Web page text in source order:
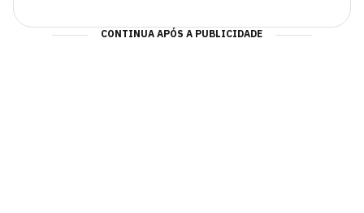
CONTINUA APÓS A PUBLICIDADE